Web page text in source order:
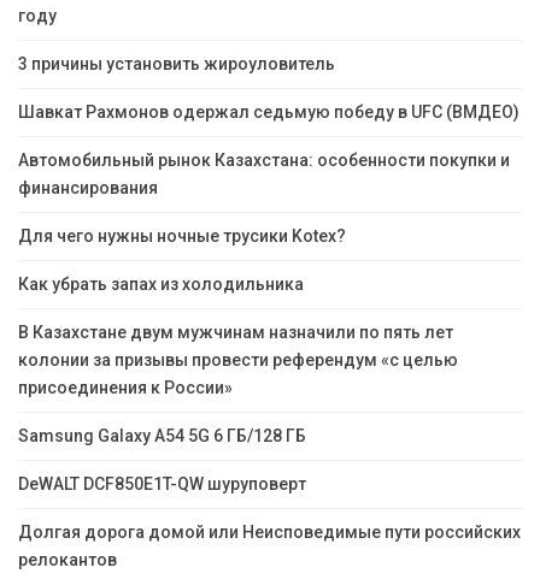
году
3 причины установить жироуловитель
Шавкат Рахмонов одержал седьмую победу в UFC (ВМДЕО)
Автомобильный рынок Казахстана: особенности покупки и
финансирования
Для чего нужны ночные трусики Kotex?
Как убрать запах из холодильника
В Казахстане двум мужчинам назначили по пять лет
колонии за призывы провести референдум «с целью
присоединения к России»
Samsung Galaxy A54 5G 6 ГБ/128 ГБ
DeWALT DCF850E1T-QW шуруповерт
Долгая дорога домой или Неисповедимые пути российских
релокантов